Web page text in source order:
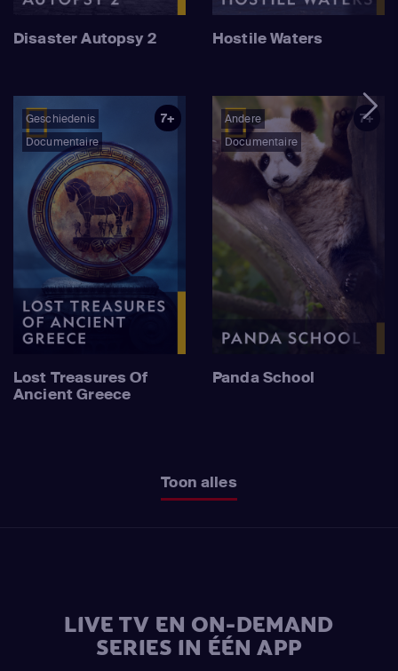
Disaster Autopsy 2 Hostile Waters
Geschiedenis
Documentaire
7+
Lost Treasures Of
Ancient Greece
Andere
Documentaire
7+
Panda School
Toon alles
LIVE TV EN ON-DEMAND
SERIES IN ÉÉN APP